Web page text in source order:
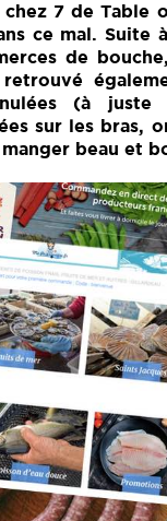
7 de Table
ce mal. Suite
de
(à
sur les bras,
beau et